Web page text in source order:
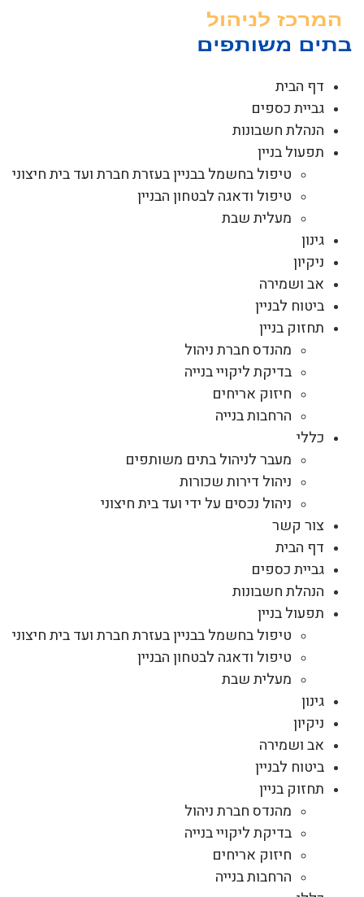
דף הבית
גביית כספים
הנהלת חשבונות
תפעול בניין
טיפול בחשמל בבניין בעזרת חברת ועד בית חיצוני
טיפול ודאגה לבטחון הבניין
מעלית שבת
גינון
ניקיון
אב ושמירה
ביטוח לבניין
תחזוק בניין
מהנדס חברת ניהול
בדיקת ליקויי בנייה
חיזוק אריחים
הרחבות בנייה
כללי
מעבר לניהול בתים משותפים
ניהול דירות שכורות
ניהול נכסים על ידי ועד בית חיצוני
צור קשר
דף הבית
גביית כספים
הנהלת חשבונות
תפעול בניין
טיפול בחשמל בבניין בעזרת חברת ועד בית חיצוני
טיפול ודאגה לבטחון הבניין
מעלית שבת
גינון
ניקיון
אב ושמירה
ביטוח לבניין
תחזוק בניין
מהנדס חברת ניהול
בדיקת ליקויי בנייה
חיזוק אריחים
הרחבות בנייה